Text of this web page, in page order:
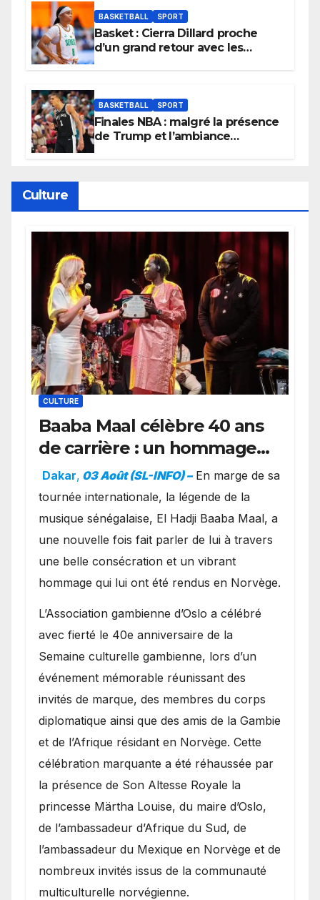
BASKETBALL SPORT
Basket : Cierra Dillard proche
d’un grand retour avec les
BASKETBALL SPORT
Finales NBA : malgré la présence
de Trump et l’ambiance
Culture
CULTURE
Baaba Maal célèbre 40 ans
de carrière : un hommage
exceptionnel à Oslo en
présence de la famille
royale.
Dakar, 03 Août (SL-INFO) – ​En marge de sa
tournée internationale, la légende de la
musique sénégalaise, El Hadji Baaba Maal, a
une nouvelle fois fait parler de lui à travers
une belle consécration et un vibrant
hommage qui lui ont été rendus en Norvège.
​L’Association gambienne d’Oslo a célébré
avec fierté le 40e anniversaire de la
Semaine culturelle gambienne, lors d’un
événement mémorable réunissant des
invités de marque, des membres du corps
diplomatique ainsi que des amis de la Gambie
et de l’Afrique résidant en Norvège. Cette
célébration marquante a été réhaussée par
la présence de Son Altesse Royale la
princesse Märtha Louise, du maire d’Oslo,
de l’ambassadeur d’Afrique du Sud, de
l’ambassadeur du Mexique en Norvège et de
nombreux invités issus de la communauté
multiculturelle norvégienne.